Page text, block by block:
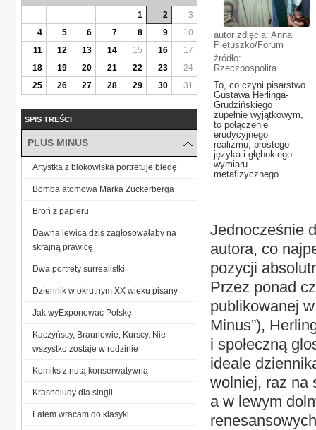
autor zdjęcia: Anna
Pietuszko/Forum
źródło:
Rzeczpospolita
To, co czyni pisarstwo
Gustawa Herlinga-
Grudzińskiego
zupełnie wyjątkowym,
to połączenie
erudycyjnego
realizmu, prostego
języka i głębokiego
wymiaru
metafizycznego
Jednocześnie
autora, co
pozycji
Przez ponad
publikowanej
Minus”),
i społeczną
ideale
wolniej, raz na
a w lewym
1
2
3
4
5 6 7 8 9
10
11
12 13 14 15 16
17
18
19 20 21 22 23
24
25
26 27 28 29 30 31
SPIS TREŚCI
PLUS MINUS
Artystka z blokowiska portretuje biedę
Bomba atomowa Marka Zuckerberga
Broń z papieru
Dawna lewica dziś zagłosowałaby na
skrajną prawicę
Dwa portrety surrealistki
Dziennik w okrutnym XX wieku pisany
Jak wyExponować Polskę
Kaczyńscy, Braunowie, Kurscy. Nie
wszystko zostaje w rodzinie
Komiks z nutą konserwatywną
Krasnoludy dla singli
Latem wracam do klasyki